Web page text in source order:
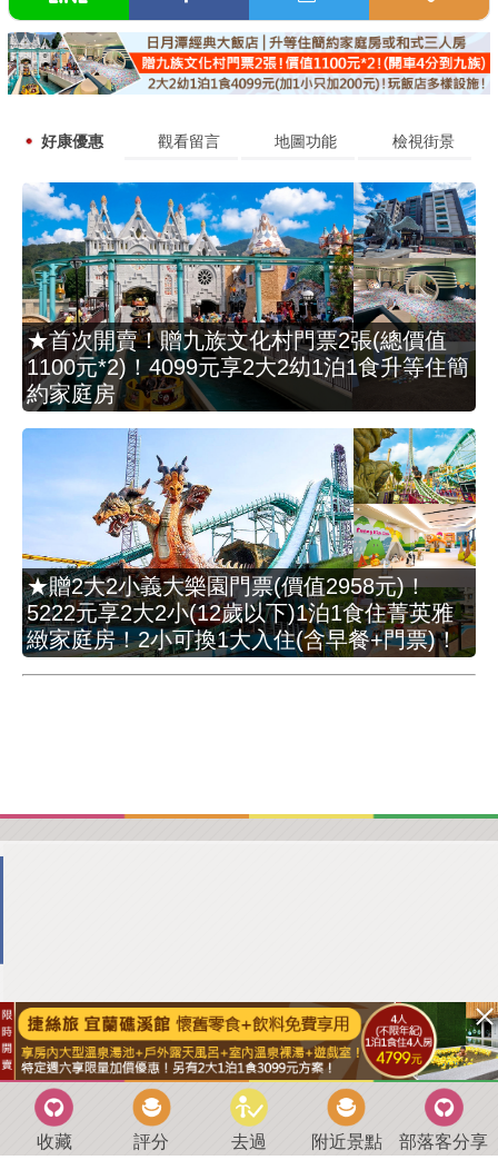
好康優惠 觀看留言 地圖功能 檢視街景
★首次開賣！贈九族文化村門票2張(總價值
1100元*2)！4099元享2大2幼1泊1食升等住簡
約家庭房
★贈2大2小義大樂園門票(價值2958元)！
5222元享2大2小(12歲以下)1泊1食住菁英雅
緻家庭房！2小可換1大入住(含早餐+門票)！
收藏 評分 去過 附近景點 部落客分享